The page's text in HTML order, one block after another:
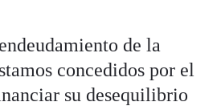
de la
concedidos por el
su desequilibrio